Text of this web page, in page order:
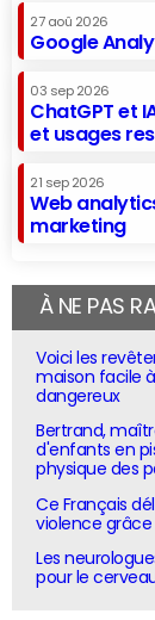
27 aoû 2026
Google
03 sep 2026
ChatGPT et
et usages
21 sep 2026
Web
marketing
À NE PAS
Voici les
maison facile
dangereux
Bertrand,
d'enfants en
physique des
Ce Français
violence
Les
pour le